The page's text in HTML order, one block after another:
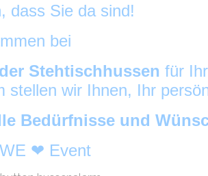
dass Sie da sind!
bei
Stehtischhussen für
stellen wir Ihnen, Ihr
Bedürfnisse und
WE ❤ Event